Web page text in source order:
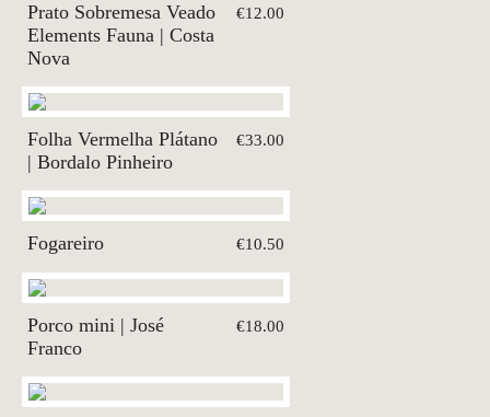
Prato Sobremesa Veado
Elements Fauna | Costa
Nova
€12.00
Folha Vermelha Plátano
| Bordalo Pinheiro
€33.00
Fogareiro €10.50
Porco mini | José
Franco
€18.00